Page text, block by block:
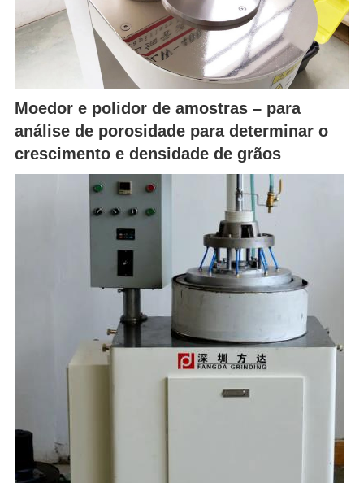
Moedor e polidor de amostras – para
análise de porosidade para determinar o
crescimento e densidade de grãos